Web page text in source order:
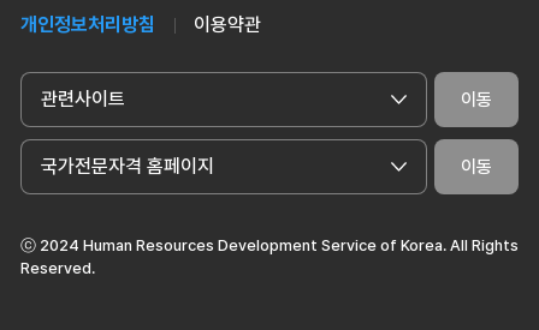
개인정보처리방침 이용약관
관련사이트 이동
국가전문자격 홈페이지 이동
ⓒ 2024 Human Resources Development Service of Korea. All Rights
Reserved.